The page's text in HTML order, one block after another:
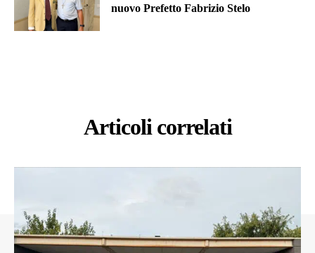
nuovo Prefetto Fabrizio Stelo
Articoli correlati